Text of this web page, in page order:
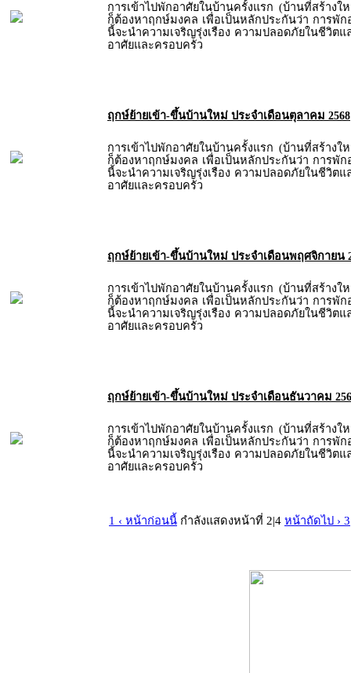
การเข้าไปพักอาศัยในบ้านครั้งแรก (บ้านที่สร้าง
ก็ต้องหาฤกษ์มงคล เพื่อเป็นหลักประกันว่า การพั
นี้จะนำความเจริญรุ่งเรือง ความปลอดภัยในชีวิต
อาศัยและครอบครัว
ฤกษ์ย้ายเข้า-ขึ้นบ้านใหม่ ประจำเดือนตุลาคม 2568
การเข้าไปพักอาศัยในบ้านครั้งแรก (บ้านที่สร้าง
ก็ต้องหาฤกษ์มงคล เพื่อเป็นหลักประกันว่า การพั
นี้จะนำความเจริญรุ่งเรือง ความปลอดภัยในชีวิต
อาศัยและครอบครัว
ฤกษ์ย้ายเข้า-ขึ้นบ้านใหม่ ประจำเดือนพฤศจิกายน
การเข้าไปพักอาศัยในบ้านครั้งแรก (บ้านที่สร้าง
ก็ต้องหาฤกษ์มงคล เพื่อเป็นหลักประกันว่า การพั
นี้จะนำความเจริญรุ่งเรือง ความปลอดภัยในชีวิต
อาศัยและครอบครัว
ฤกษ์ย้ายเข้า-ขึ้นบ้านใหม่ ประจำเดือนธันวาคม
การเข้าไปพักอาศัยในบ้านครั้งแรก (บ้านที่สร้าง
ก็ต้องหาฤกษ์มงคล เพื่อเป็นหลักประกันว่า การพั
นี้จะนำความเจริญรุ่งเรือง ความปลอดภัยในชีวิต
อาศัยและครอบครัว
1 ‹ หน้าก่อนนี้ กำลังแสดงหน้าที่ 2|4 หน้าถัดไป › 3